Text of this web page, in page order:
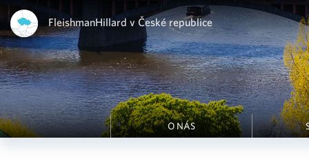
FleishmanHillard v České republice
O NÁS